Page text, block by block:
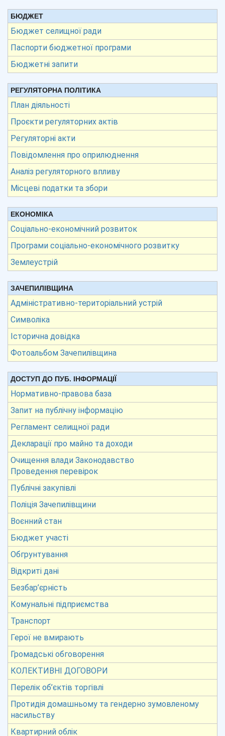
БЮДЖЕТ
Бюджет селищної ради
Паспорти бюджетної програми
Бюджетні запити
РЕГУЛЯТОРНА ПОЛІТИКА
План діяльності
Проєкти регуляторних актів
Регуляторні акти
Повідомлення про оприлюднення
Аналіз регуляторного впливу
Місцеві податки та збори
ЕКОНОМІКА
Соціально-економічний розвиток
Програми соціально-економічного розвитку
Землеустрій
ЗАЧЕПИЛІВЩИНА
Адміністративно-територіальний устрій
Символіка
Історична довідка
Фотоальбом Зачепилівщина
ДОСТУП ДО ПУБ. ІНФОРМАЦІЇ
Нормативно-правова база
Запит на публічну інформацію
Регламент селищної ради
Декларації про майно та доходи
Очищення влади Законодавство
Проведення перевірок
Публічні закупівлі
Поліція Зачепилівщини
Воєнний стан
Бюджет участі
Обгрунтування
Відкриті дані
Безбар’єрність
Комунальні підприємства
Транспорт
Герої не вмирають
Громадські обговорення
КОЛЕКТИВНІ ДОГОВОРИ
Перелік об’єктів торгівлі
Протидія домашньому та гендерно зумовленому
насильству
Квартирний облік